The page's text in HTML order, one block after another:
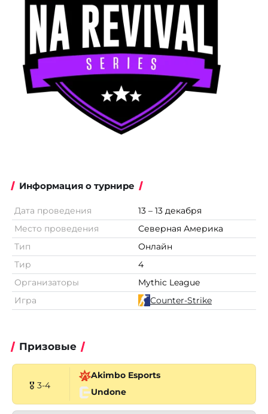
Информация о турнире
Дата проведения
13 – 13 декабря
Место проведения
Северная Америка
Тип
Онлайн
Тир
4
Организаторы
Mythic League
Игра
Counter-Strike
Призовые
🎖 3-4
Akimbo Esports
Undone